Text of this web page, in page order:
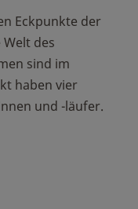
Eckpunkte der
des
sind im
haben vier
und -läufer.